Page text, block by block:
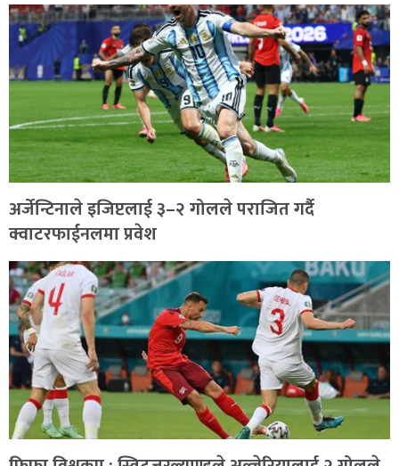
अर्जेन्टिनाले इजिप्टलाई ३–२ गोलले पराजित गर्दै
क्वाटरफाईनलमा प्रवेश